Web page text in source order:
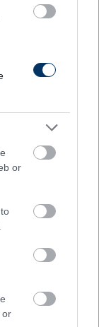
or
or
el a 31
Davide
Elolvasom
az elsők